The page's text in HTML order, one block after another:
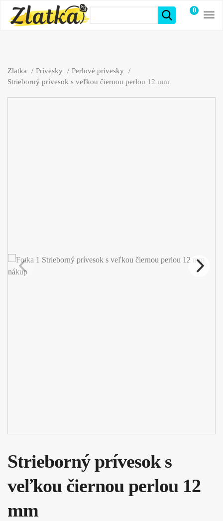
0
položiek
Zlatka Prívesky
Perlové prívesky
Strieborný prívesok s veľkou čiernou perlou 12 mm
Strieborný prívesok s
veľkou čiernou perlou 12
mm